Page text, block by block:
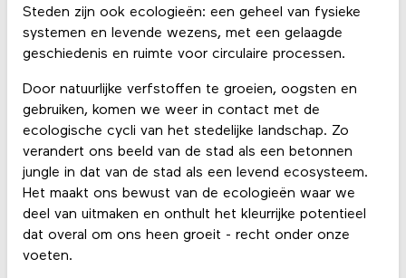
Steden zijn ook ecologieën: een geheel van fysieke
systemen en levende wezens, met een gelaagde
geschiedenis en ruimte voor circulaire processen.
Door natuurlijke verfstoffen te groeien, oogsten en
gebruiken, komen we weer in contact met de
ecologische cycli van het stedelijke landschap. Zo
verandert ons beeld van de stad als een betonnen
jungle in dat van de stad als een levend ecosysteem.
Het maakt ons bewust van de ecologieën waar we
deel van uitmaken en onthult het kleurrijke potentieel
dat overal om ons heen groeit - recht onder onze
voeten.